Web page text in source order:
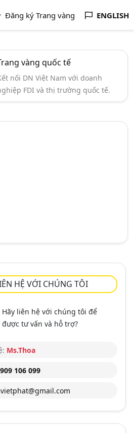
Đăng ký Trang vàng ENGLISH
vàng quốc tế
nối DN Việt Nam với doanh
FDI và thị trường quốc tế.
HỆ VỚI CHÚNG TÔI
Hãy liên hệ với chúng tôi để
được tư vấn và hỗ trợ?
Ms.Thoa
106 099